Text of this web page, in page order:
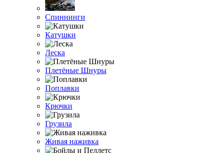
Спиннинги
Катушки
Леска
Плетёные Шнуры
Поплавки
Крючки
Грузила
Живая наживка